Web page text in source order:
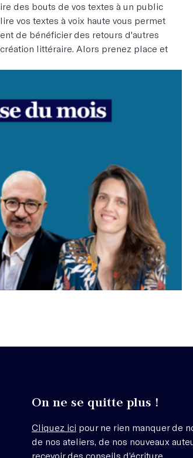
des bouts de vos textes à un public
vos textes à voix haute vous permet
de bénéficier des retours d'autres
littéraire. Alors prenez place et
On ne se quitte plus !
Cliquez ici pour ne rien manquer de
de nos ateliers, de nos nouveaux
recevoir des conseils d’écriture.